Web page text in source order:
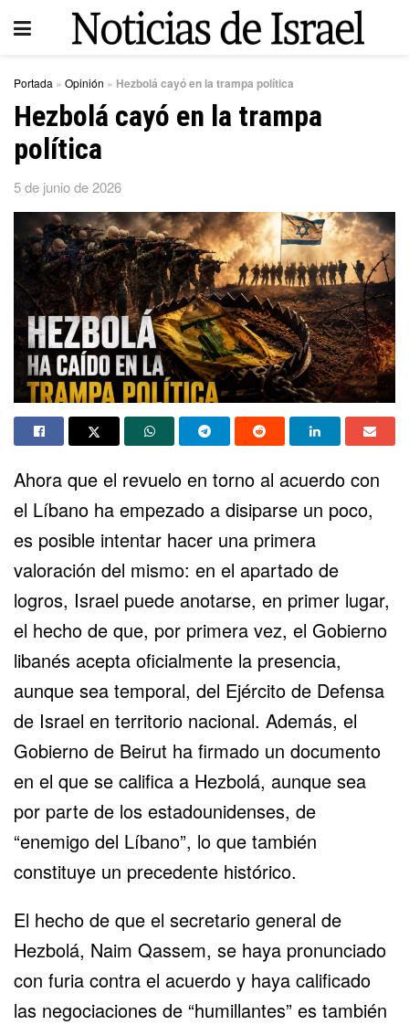
Portada » Opinión » Hezbolá cayó en la trampa política
Hezbolá cayó en la trampa
política
5 de junio de 2026
Ahora que el revuelo en torno al acuerdo con
el Líbano ha empezado a disiparse un poco,
es posible intentar hacer una primera
valoración del mismo: en el apartado de
logros, Israel puede anotarse, en primer lugar,
el hecho de que, por primera vez, el Gobierno
libanés acepta oficialmente la presencia,
aunque sea temporal, del Ejército de Defensa
de Israel en territorio nacional. Además, el
Gobierno de Beirut ha firmado un documento
en el que se califica a Hezbolá, aunque sea
por parte de los estadounidenses, de
“enemigo del Líbano”, lo que también
constituye un precedente histórico.
El hecho de que el secretario general de
Hezbolá, Naim Qassem, se haya pronunciado
con furia contra el acuerdo y haya calificado
las negociaciones de “humillantes” es también